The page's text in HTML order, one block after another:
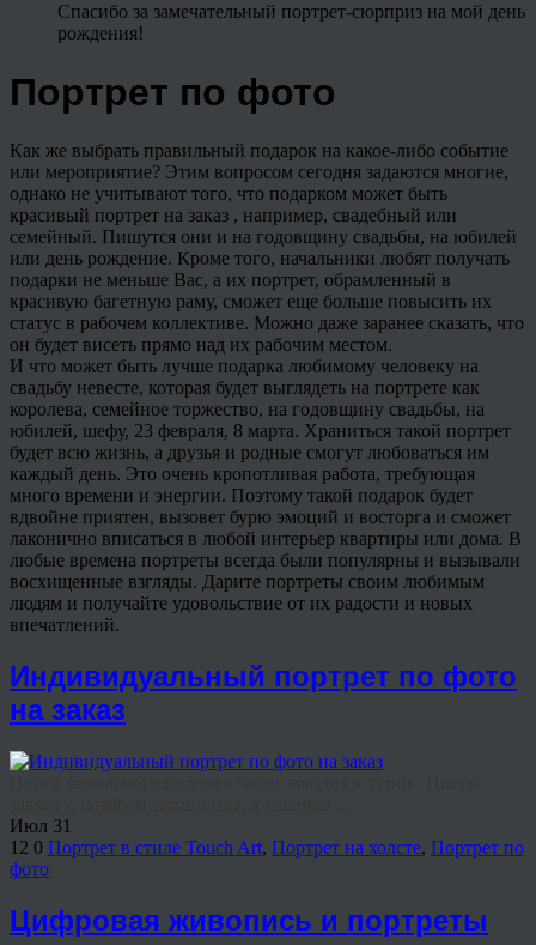
Спасибо за замечательный портрет-сюрприз на мой день
рождения!
Портрет по фото
Как же выбрать правильный подарок на какое-либо событие
или мероприятие? Этим вопросом сегодня задаются многие,
однако не учитывают того, что подарком может быть
красивый портрет на заказ , например, свадебный или
семейный. Пишутся они и на годовщину свадьбы, на юбилей
или день рождение. Кроме того, начальники любят получать
подарки не меньше Вас, а их портрет, обрамленный в
красивую багетную раму, сможет еще больше повысить их
статус в рабочем коллективе. Можно даже заранее сказать, что
он будет висеть прямо над их рабочим местом.
И что может быть лучше подарка любимому человеку на
свадьбу невесте, которая будет выглядеть на портрете как
королева, семейное торжество, на годовщину свадьбы, на
юбилей, шефу, 23 февраля, 8 марта. Храниться такой портрет
будет всю жизнь, а друзья и родные смогут любоваться им
каждый день. Это очень кропотливая работа, требующая
много времени и энергии. Поэтому такой подарок будет
вдвойне приятен, вызовет бурю эмоций и восторга и сможет
лаконично вписаться в любой интерьер квартиры или дома. В
любые времена портреты всегда были популярны и вызывали
восхищенные взгляды. Дарите портреты своим любимым
людям и получайте удовольствие от их радости и новых
впечатлений.
Индивидуальный портрет по фото
на заказ
Июл 31
12 0 Портрет в стиле Touch Art, Портрет на холсте, Портрет по
фото
Цифровая живопись и портреты